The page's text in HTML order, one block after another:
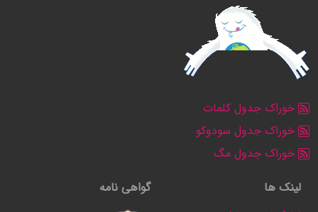
خوراک جدول کلمات
خوراک جدول سودوکو
خوراک جدول مگ
لینک ها
گواهی نامه